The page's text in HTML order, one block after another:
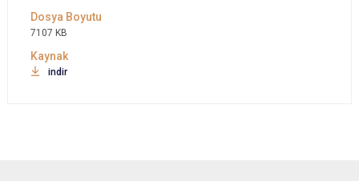
7107 KB
indir